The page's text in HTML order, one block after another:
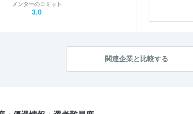
メンターのコミット
3.0
内定直結度
テーマの面白さ
関連企業と比較する